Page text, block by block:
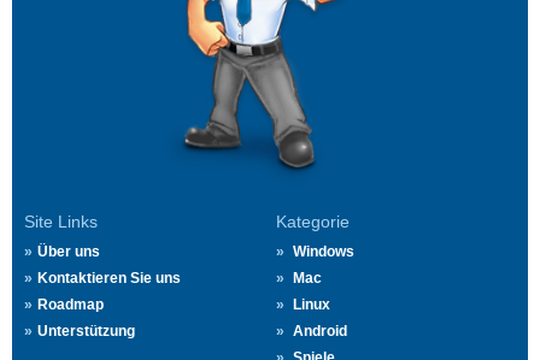
Site Links
Über uns
Kontaktieren Sie uns
Roadmap
Unterstützung
Kategorie
Windows
Mac
Linux
Android